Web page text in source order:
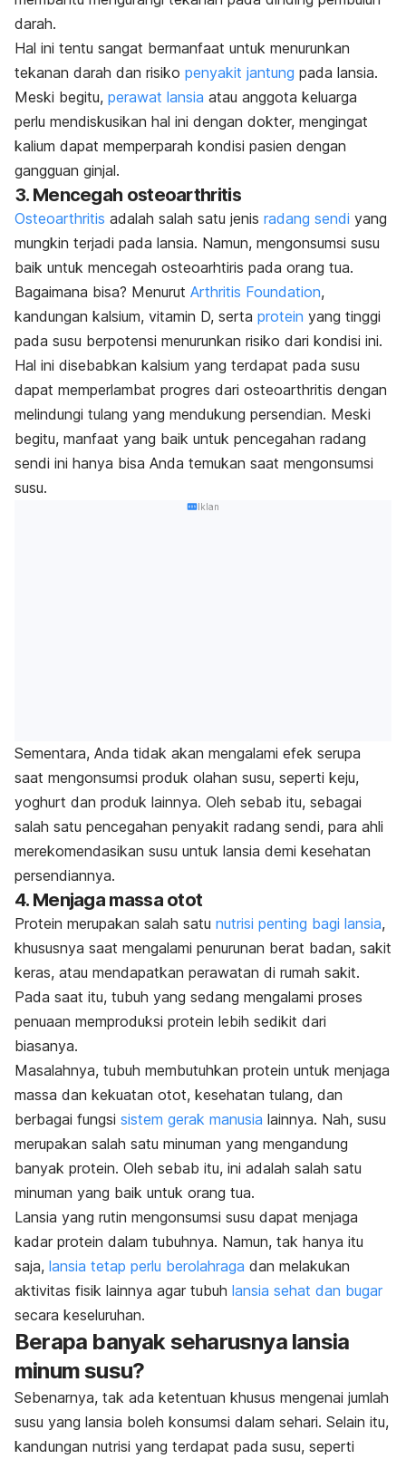
darah.
Hal ini tentu sangat bermanfaat untuk menurunkan
tekanan darah dan risiko penyakit jantung pada lansia.
Meski begitu, perawat lansia atau anggota keluarga
perlu mendiskusikan hal ini dengan dokter, mengingat
kalium dapat memperparah kondisi pasien dengan
gangguan ginjal.
3. Mencegah osteoarthritis
Osteoarthritis adalah salah satu jenis radang sendi yang
mungkin terjadi pada lansia. Namun, mengonsumsi susu
baik untuk mencegah osteoarhtiris pada orang tua.
Bagaimana bisa? Menurut Arthritis Foundation,
kandungan kalsium, vitamin D, serta protein yang tinggi
pada susu berpotensi menurunkan risiko dari kondisi ini.
Hal ini disebabkan kalsium yang terdapat pada susu
dapat memperlambat progres dari osteoarthritis dengan
melindungi tulang yang mendukung persendian. Meski
begitu, manfaat yang baik untuk pencegahan radang
sendi ini hanya bisa Anda temukan saat mengonsumsi
susu.
Iklan
Sementara, Anda tidak akan mengalami efek serupa
saat mengonsumsi produk olahan susu, seperti keju,
yoghurt dan produk lainnya. Oleh sebab itu, sebagai
salah satu pencegahan penyakit radang sendi, para ahli
merekomendasikan susu untuk lansia demi kesehatan
persendiannya.
4. Menjaga massa otot
Protein merupakan salah satu nutrisi penting bagi lansia,
khususnya saat mengalami penurunan berat badan, sakit
keras, atau mendapatkan perawatan di rumah sakit.
Pada saat itu, tubuh yang sedang mengalami proses
penuaan memproduksi protein lebih sedikit dari
biasanya.
Masalahnya, tubuh membutuhkan protein untuk menjaga
massa dan kekuatan otot, kesehatan tulang, dan
berbagai fungsi sistem gerak manusia lainnya. Nah, susu
merupakan salah satu minuman yang mengandung
banyak protein. Oleh sebab itu, ini adalah salah satu
minuman yang baik untuk orang tua.
Lansia yang rutin mengonsumsi susu dapat menjaga
kadar protein dalam tubuhnya. Namun, tak hanya itu
saja, lansia tetap perlu berolahraga dan melakukan
aktivitas fisik lainnya agar tubuh lansia sehat dan bugar
secara keseluruhan.
Berapa banyak seharusnya lansia
minum susu?
Sebenarnya, tak ada ketentuan khusus mengenai jumlah
susu yang lansia boleh konsumsi dalam sehari. Selain itu,
kandungan nutrisi yang terdapat pada susu, seperti